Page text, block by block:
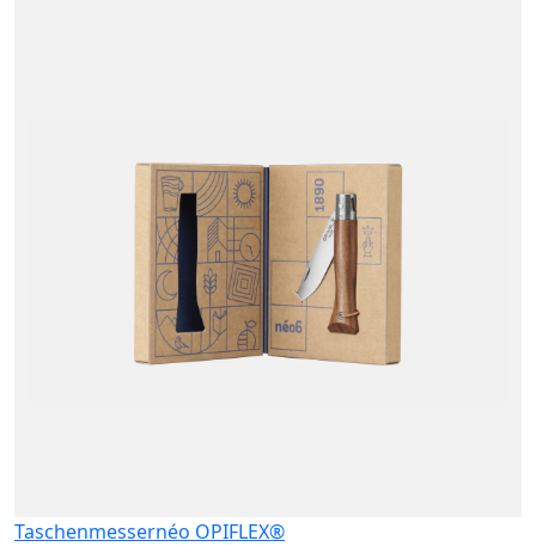
Taschenmessernéo OPIFLEX®